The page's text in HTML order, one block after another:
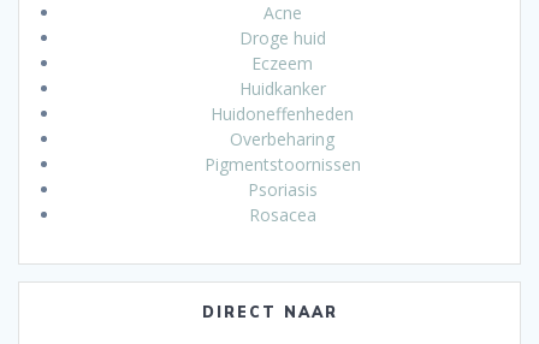
Acne
Droge huid
Eczeem
Huidkanker
Huidoneffenheden
Overbeharing
Pigmentstoornissen
Psoriasis
Rosacea
DIRECT NAAR